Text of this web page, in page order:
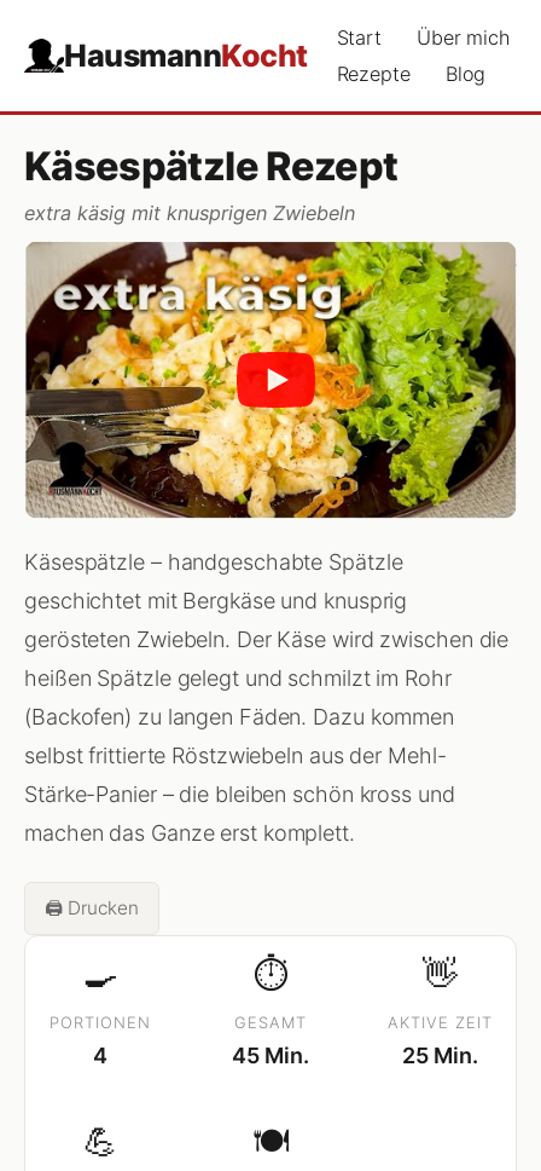
HausmannKocht Start
Über mich
Rezepte
Blog
Käsespätzle Rezept
extra käsig mit knusprigen Zwiebeln
Käsespätzle – handgeschabte Spätzle
geschichtet mit Bergkäse und knusprig
gerösteten Zwiebeln. Der Käse wird zwischen die
heißen Spätzle gelegt und schmilzt im Rohr
(Backofen) zu langen Fäden. Dazu kommen
selbst frittierte Röstzwiebeln aus der Mehl-
Stärke-Panier – die bleiben schön kross und
machen das Ganze erst komplett.
🖨️ Drucken
🍳
PORTIONEN
4
⏱
GESAMT
45 Min.
👋
AKTIVE ZEIT
25 Min.
💪 🍽